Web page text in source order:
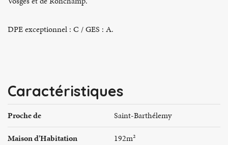
DPE exceptionnel : C / GES : A.
Caractéristiques
Proche de
Saint-Barthélemy
Maison d'Habitation
192m²